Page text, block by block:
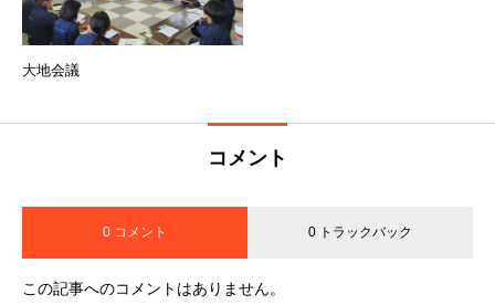
大地会議
コメント
0 コメント 0 トラックバック
この記事へのコメントはありません。